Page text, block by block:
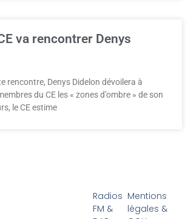
va rencontrer Denys
rencontre, Denys Didelon dévoilera à
du CE les « zones d’ombre » de son
le CE estime
Radios
FM &
Mentions
légales &